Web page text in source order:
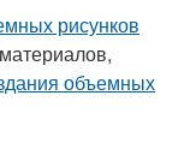
рисунков
объемных